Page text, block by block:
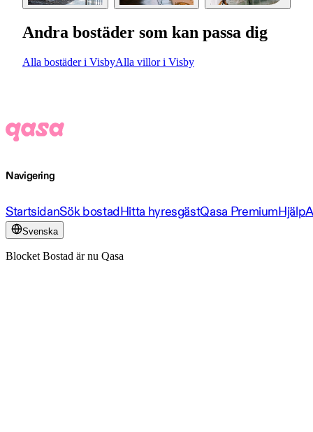
Andra bostäder som kan passa dig
Alla bostäder i VisbyAlla villor i Visby
Navigering
StartsidanSök bostadHitta hyresgästQasa PremiumHjälp
Svenska
Blocket Bostad är nu Qasa